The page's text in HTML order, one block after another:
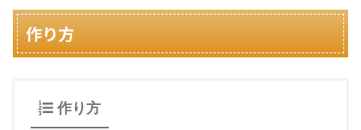
作り方
作り方